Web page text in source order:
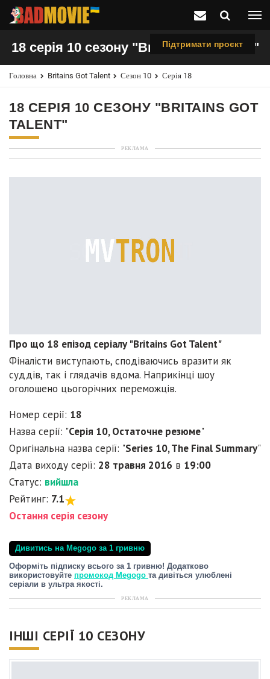
Підтримати проєкт
18 серія 10 сезону "Britains Got Talent"
Головна Britains Got Talent Сезон 10 Серія 18
18 СЕРІЯ 10 СЕЗОНУ "BRITAINS GOT
TALENT"
РЕКЛАМА
Про що 18 епізод серіалу "Britains Got Talent"
Фіналісти виступають, сподіваючись вразити як
суддів, так і глядачів вдома. Наприкінці шоу
оголошено цьогорічних переможців.
Номер серії: 18
Назва серії: "Серія 10, Остаточне резюме"
Оригінальна назва серії: "Series 10, The Final Summary"
Дата виходу серії: 28 травня 2016 в 19:00
Статус: вийшла
Рейтинг: 7.1
Остання серія сезону
Дивитись на Megogo за 1 гривню
Оформіть підписку всього за 1 гривню! Додатково
використовуйте промокод Megogo та дивіться улюблені
серіали в ультра якості.
РЕКЛАМА
ІНШІ СЕРІЇ 10 СЕЗОНУ